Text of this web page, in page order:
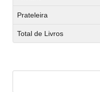
Prateleira
Total de Livros